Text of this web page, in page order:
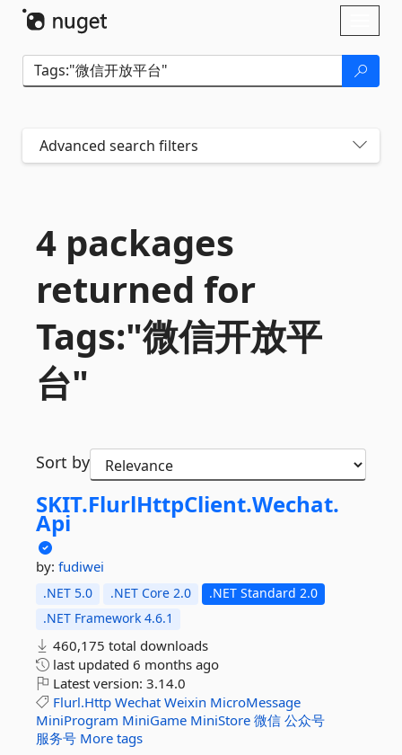
Advanced search filters
4 packages
returned for
Tags:"微信开放平
台"
Sort by
SKIT.FlurlHttpClient.Wechat.
Api
by: fudiwei
.NET 5.0 .NET Core 2.0
.NET Standard 2.0
.NET Framework 4.6.1
460,175 total downloads
last updated 6 months ago
Latest version: 3.14.0
Flurl.Http Wechat Weixin MicroMessage
MiniProgram MiniGame MiniStore 微信 公众号
服务号 More tags